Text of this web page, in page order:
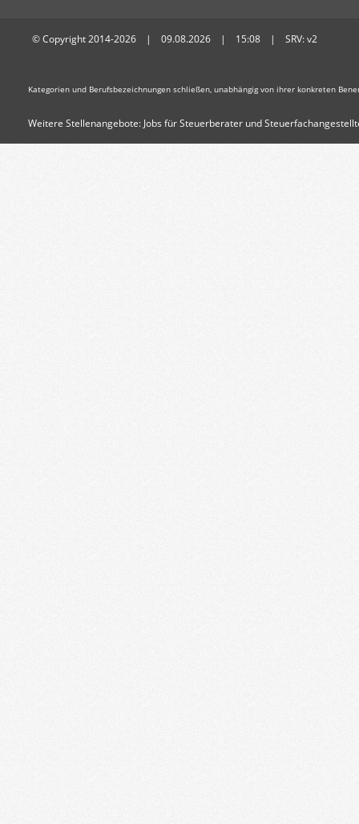
© Copyright 2014-2026 | 09.08.2026 | 15:08 | SRV: v2
Kategorien und Berufsbezeichnungen schließen, unabhängig von ihrer konkreten
Weitere Stellenangebote: Jobs für Steuerberater und